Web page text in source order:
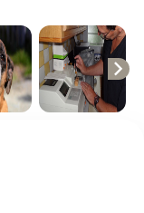
chevron_right